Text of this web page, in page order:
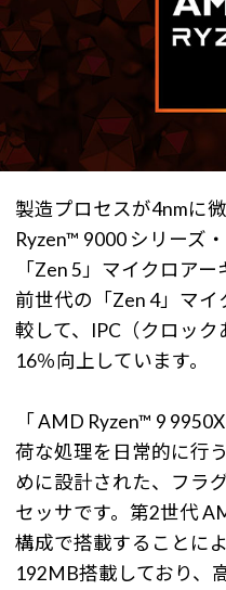
製造プロセスが4nmに
Ryzen™ 9000 シリーズ
「Zen 5」マイクロア
前世代の「Zen 4」マ
較して、IPC（クロッ
16％向上しています。
「 AMD Ryzen™ 9
荷な処理を日常的に行
めに設計された、フラ
セッサです。第2世代
構成で搭載することに
192MB搭載しており、